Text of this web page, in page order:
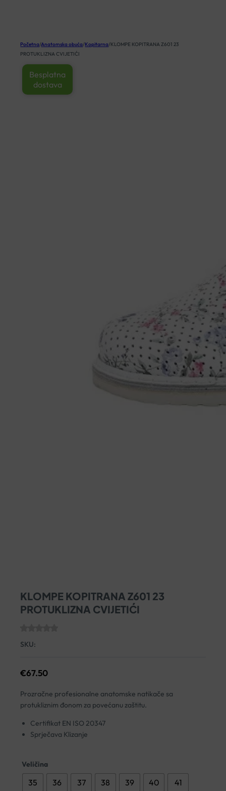
Početna/Anatomska obuća/Kopitarna/KLOMPE KOPITRANA Z601 23
PROTUKLIZNA CVIJETIĆI
Besplatna
dostava
KLOMPE KOPITRANA Z601 23
PROTUKLIZNA CVIJETIĆI
SKU:
€67.50
Prozračne profesionalne anatomske natikače sa
protukliznim đonom za povećanu zaštitu.
Certifikat EN ISO 20347
Sprječava Klizanje
Veličina
35 36 37 38 39 40 41